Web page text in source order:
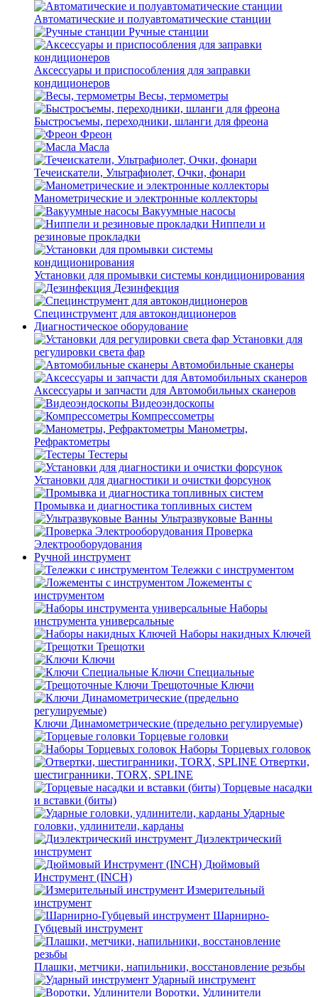
Автоматические и полуавтоматические станции
Ручные станции
Аксессуары и приспособления для заправки
кондиционеров
Весы, термометры
Быстросъемы, переходники, шланги для фреона
Фреон
Масла
Течеискатели, Ультрафиолет, Очки, фонари
Манометрические и электронные коллекторы
Вакуумные насосы
Ниппели и
резиновые прокладки
Установки для промывки системы кондиционирования
Дезинфекция
Специнструмент для автокондиционеров
Диагностическое оборудование
Установки для
регулировки света фар
Автомобильные сканеры
Аксессуары и запчасти для Автомобильных сканеров
Видеоэндоскопы
Компрессометры
Манометры,
Рефрактометры
Тестеры
Установки для диагностики и очистки форсунок
Промывка и диагностика топливных систем
Ультразвуковые Ванны
Проверка
Электрооборудования
Ручной инструмент
Тележки с инструментом
Ложементы с
инструментом
Наборы
инструмента универсальные
Наборы накидных Ключей
Трещотки
Ключи
Ключи Специальные
Трещоточные Ключи
Ключи Динамометрические (предельно регулируемые)
Торцевые головки
Наборы Торцевых головок
Отвертки,
шестигранники, TORX, SPLINE
Торцевые насадки
и вставки (биты)
Ударные
головки, удлинители, карданы
Диэлектрический
инструмент
Дюймовый
Инструмент (INCH)
Измерительный
инструмент
Шарнирно-
Губцевый инструмент
Плашки, метчики, напильники, восстановление резьбы
Ударный инструмент
Воротки, Удлинители